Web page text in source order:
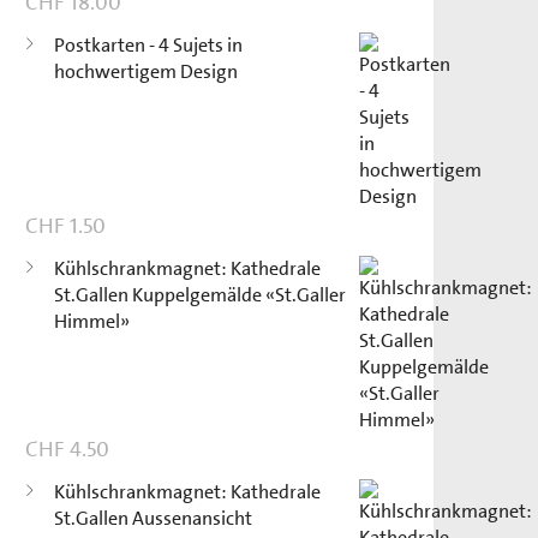
Postkarten - 4 Sujets in
hochwertigem Design
CHF 1.50
Kühlschrankmagnet: Kathedrale
St.Gallen Kuppelgemälde «St.Galler
Himmel»
CHF 4.50
Kühlschrankmagnet: Kathedrale
St.Gallen Aussenansicht